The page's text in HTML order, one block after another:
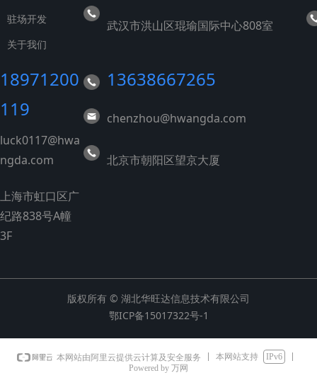
驻场开发
关于我们
武汉市洪山区琨瑜国际中心808室
18971200
119
luck0117@hwa
ngda.com
上海市虹口区广
纪路838号A幢
3F
版权所有 © 湖北华旺达信息技术有限公司
鄂ICP备15017322号-1
13638667265
chenzhou@hwangda.com
北京市朝阳区望京大厦
本网站由阿里云提供云计算及安全服务 本网站支持
IPv6
Powered by 万网